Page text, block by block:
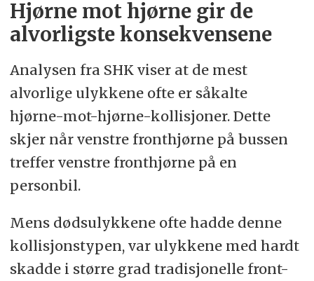
Hjørne mot hjørne gir de
alvorligste konsekvensene
Analysen fra SHK viser at de mest
alvorlige ulykkene ofte er såkalte
hjørne-mot-hjørne-kollisjoner. Dette
skjer når venstre fronthjørne på bussen
treffer venstre fronthjørne på en
personbil.
Mens dødsulykkene ofte hadde denne
kollisjonstypen, var ulykkene med hardt
skadde i større grad tradisjonelle front-